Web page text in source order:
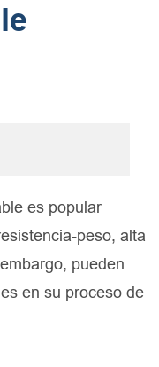
es popular
peso, alta
pueden
en su proceso de